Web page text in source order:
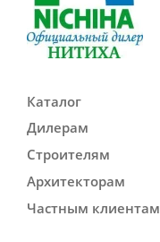
Каталог
Дилерам
Строителям
Архитекторам
Частным клиентам